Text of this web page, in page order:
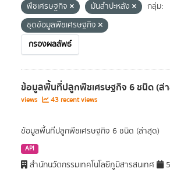
พืชเศรษฐกิจ
มันสำปะหลัง
กลุ่ม:
ชุดข้อมูลพืชเศรษฐกิจ
กรองผลลัพธ์
ข้อมูลพื้นที่ปลูกพืชเศรษฐกิจ 6 ชนิด (ล่
views
43 recent views
ข้อมูลพื้นที่ปลูกพืชเศรษฐกิจ 6 ชนิด (ล่าสุด)
API
สำนักนวัตกรรมเทคโนโลยีภูมิสารสนเทศ